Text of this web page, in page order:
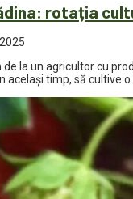
rotația
la un agricultor cu
același timp, să cultive